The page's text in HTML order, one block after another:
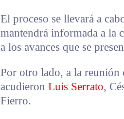
El proceso se llevará a
mantendrá informada a la
a los avances que se
Por otro lado, a la reunión
acudieron Luis Serrato,
Fierro.